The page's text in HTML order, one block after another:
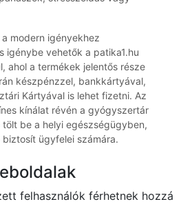
modern igényekhez
igénybe vehetők a patika1.hu
ahol a termékek jelentős része
készpénzzel, bankkártyával,
Kártyával is lehet fizetni. Az
kínálat révén a gyógyszertár
be a helyi egészségügyben,
ügyfelei számára.
felhasználók férhetnek hozzá